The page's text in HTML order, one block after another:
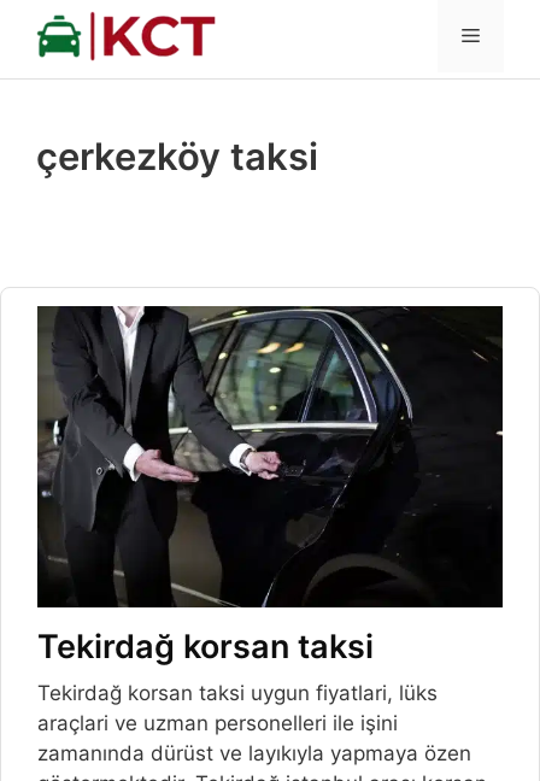
İçeriğe
MENÜ
çerkezköy taksi
Tekirdağ korsan taksi
Tekirdağ korsan taksi uygun fiyatlari, lüks
araçlari ve uzman personelleri ile işini
zamanında dürüst ve layıkıyla yapmaya özen